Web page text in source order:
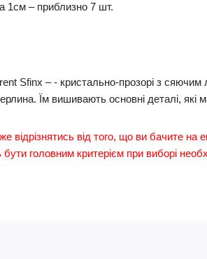
1см – приблизно 7 шт.
Sfinx – - кристально-прозорі з
Їм вишивають основні деталі, які
відрізнятись від того, що ви бачите на
головним критерієм при виборі